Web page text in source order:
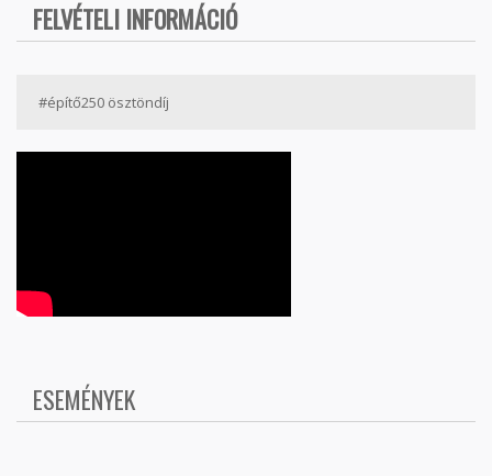
FELVÉTELI INFORMÁCIÓ
#építő250 ösztöndíj
ESEMÉNYEK